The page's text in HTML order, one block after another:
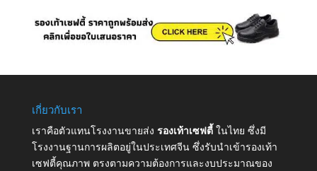
เกี่ยวกับเรา
เราคือตัวแทนโรงงานขายส่ง รองเท้าเซฟตี้ ในไทย ซึ่งมี
โรงงานฐานการผลิตอยู่ในประเทศจีน ซึ่งรับนำเข้ารองเท้า
เซฟตี้คุณภาพ ตรงตามความต้องการและงบประมาณของ